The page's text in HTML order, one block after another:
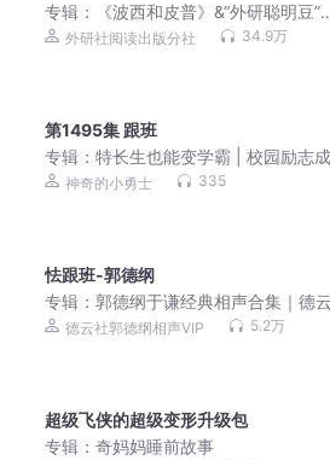
专辑：
《波西和皮普》&“外研聪明豆”
本故事音频讲播合集
外研社阅读出版分社 34.9万
第1495集 跟班
专辑：特长生也能变学霸 | 校园励志成
长故事
神奇的小勇士 335
怯跟班-郭德纲
专辑：郭德纲于谦经典相声合集｜德云
社爆笑名场面
德云社郭德纲相声VIP 5.2万
超级飞侠的超级变形升级包
专辑：奇妈妈睡前故事